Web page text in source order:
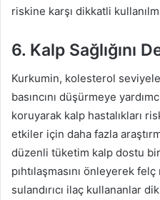
riskine karşı dikkatli
6. Kalp Sağlığını
Kurkumin, kolesterol
basıncını düşürmeye
koruyarak kalp hastalıkları
etkiler için daha fazla
düzenli tüketim kalp dostu bir
pıhtılaşmasını önleyerek
sulandırıcı ilaç kullananlar